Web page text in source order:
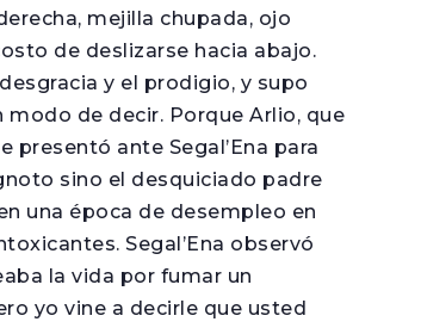
mejilla chupada, ojo
de deslizarse hacia abajo.
y el prodigio, y supo
modo de decir. Porque Arlio, que
presentó ante Segal’Ena para
sino el desquiciado padre
una época de desempleo en
Segal’Ena observó
la vida por fumar un
yo vine a decirle que usted